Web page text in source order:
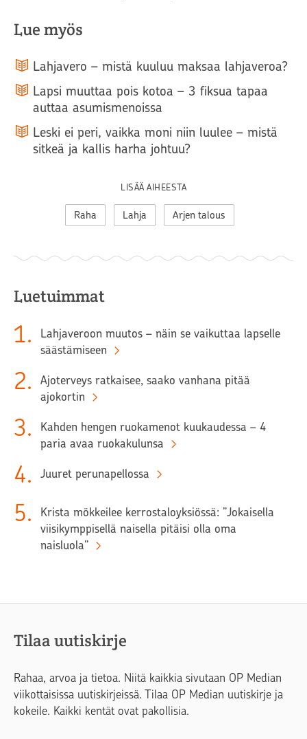
Lue myös
Lahjavero – mistä kuuluu maksaa lahjaveroa?
Lapsi muuttaa pois kotoa – 3 fiksua tapaa
auttaa asumismenoissa
Leski ei peri, vaikka moni niin luulee – mistä
sitkeä ja kallis harha johtuu?
LISÄÄ AIHEESTA
Raha Lahja Arjen talous
Luetuimmat
1.
Lahjaveroon muutos – näin se vaikuttaa lapselle
säästämiseen
2.
Ajoterveys ratkaisee, saako vanhana pitää
ajokortin
3.
Kahden hengen ruokamenot kuukaudessa – 4
paria avaa ruokakulunsa
4. Juuret perunapellossa
5.
Krista mökkeilee kerrostaloyksiössä: ”Jokaisella
viisikymppisellä naisella pitäisi olla oma
naisluola”
Tilaa uutiskirje
Rahaa, arvoa ja tietoa. Niitä kaikkia sivutaan OP Median
viikottaisissa uutiskirjeissä. Tilaa OP Median uutiskirje ja
kokeile. Kaikki kentät ovat pakollisia.